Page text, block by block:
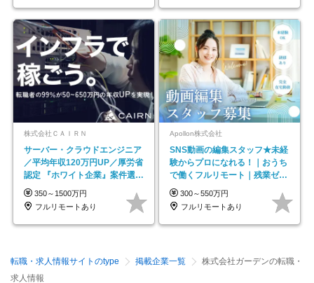
株式会社ＣＡＩＲＮ
サーバー・クラウドエンジニア
／平均年収120万円UP／厚労省
認定 『ホワイト企業』案件選択
制度／年休129日
350～1500万円
フルリモートあり
Apollon株式会社
SNS動画の編集スタッフ★未経
験からプロになれる！｜おうち
で働くフルリモート｜残業ゼロ
で18時退勤◎
300～550万円
フルリモートあり
転職・求人情報サイトのtype 掲載企業一覧
株式会社ガーデンの転職・
求人情報